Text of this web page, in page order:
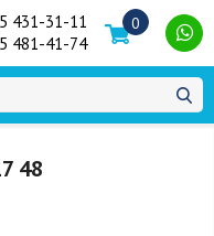
431-31-11
481-41-74
0
48